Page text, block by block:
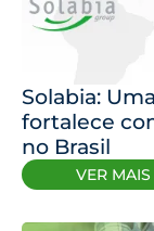
Solabia:
fortalece
no Brasil
VER MAIS